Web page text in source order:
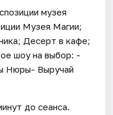
музея
Музея Магии;
Десерт в кафе;
шоу на выбор: -
Нюры- Выручай
до сеанса.